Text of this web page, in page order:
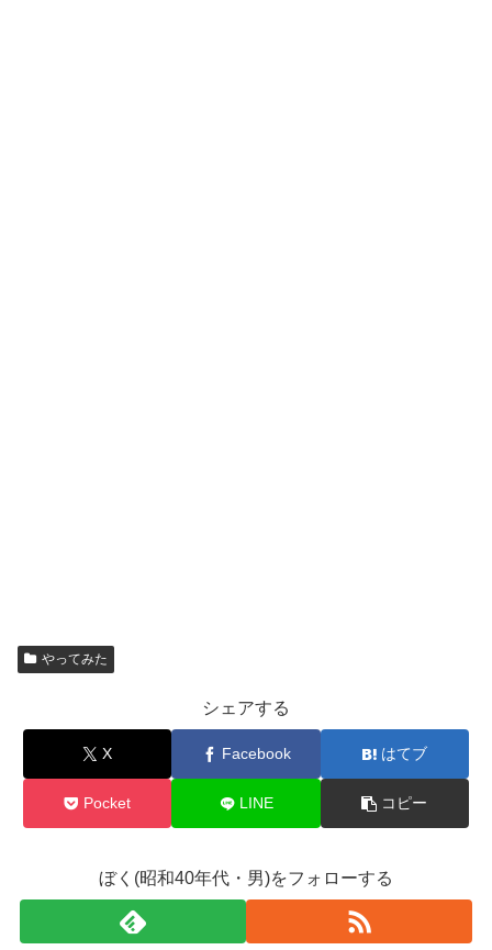
やってみた
シェアする
X Facebook はてブ
Pocket LINE コピー
ぼく(昭和40年代・男)をフォローする